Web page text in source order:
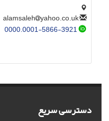
yahoo.co.uk
0000.0001-5866-3921
دسترسی سریع